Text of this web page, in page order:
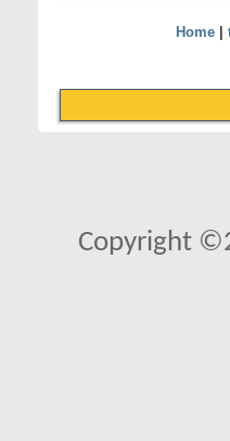
Home|
Copyright